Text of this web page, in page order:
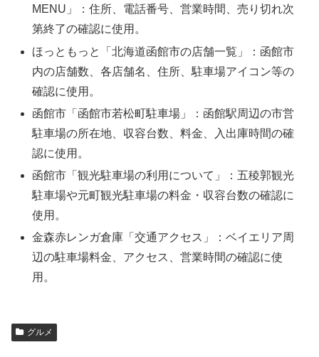
MENU」：住所、電話番号、営業時間、売り切れ次
第終了の確認に使用。
ほっともっと「北海道函館市の店舗一覧」：函館市
内の店舗数、各店舗名、住所、駐車場アイコン等の
確認に使用。
函館市「函館市若松町駐車場」：函館駅周辺の市営
駐車場の所在地、収容台数、料金、入出庫時間の確
認に使用。
函館市「観光駐車場の利用について」：五稜郭観光
駐車場や元町観光駐車場の料金・収容台数の確認に
使用。
金森赤レンガ倉庫「交通アクセス」：ベイエリア周
辺の駐車場料金、アクセス、営業時間の確認に使
用。
グルメ